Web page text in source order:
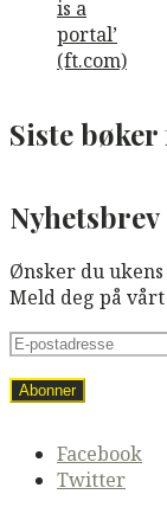
Siste
Nyhetsbrev
Ønsker du
Meld deg på
Secondary
navigation
Facebook
Twitter